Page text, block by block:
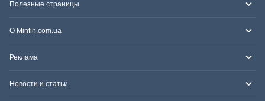
Полезные страницы
О Minfin.com.ua
Реклама
Новости и статьи